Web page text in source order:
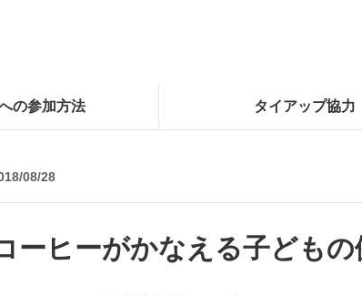
の参加方法 タイアップ協力
08/28
ーヒーがかなえる子どもの